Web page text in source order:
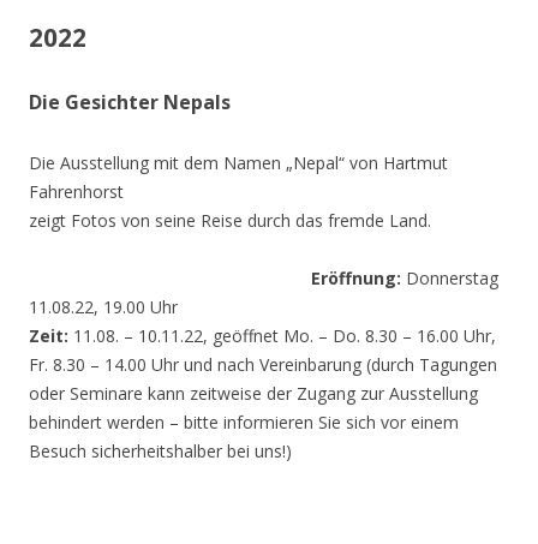
2022
Die Gesichter Nepals
Die Ausstellung mit dem Namen „Nepal“ von Hartmut
Fahrenhorst
zeigt Fotos von seine Reise durch das fremde Land.
Eröffnung: Donnerstag
11.08.22, 19.00 Uhr
Zeit: 11.08. – 10.11.22, geöffnet Mo. – Do. 8.30 – 16.00 Uhr,
Fr. 8.30 – 14.00 Uhr und nach Vereinbarung (durch Tagungen
oder Seminare kann zeitweise der Zugang zur Ausstellung
behindert werden – bitte informieren Sie sich vor einem
Besuch sicherheitshalber bei uns!)